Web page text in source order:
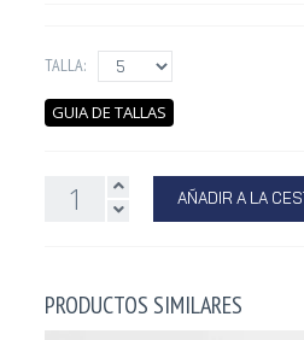
TALLA:
GUIA DE TALLAS
AÑADIR A LA
PRODUCTOS SIMILARES